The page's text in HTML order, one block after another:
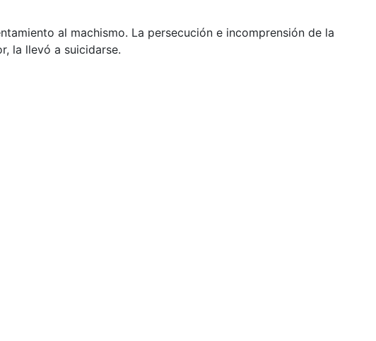
al machismo. La persecución e incomprensión de la
la llevó a suicidarse.